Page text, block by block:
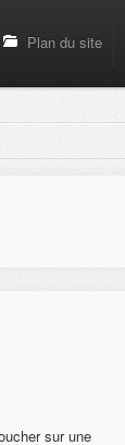
Plan du site
sur une